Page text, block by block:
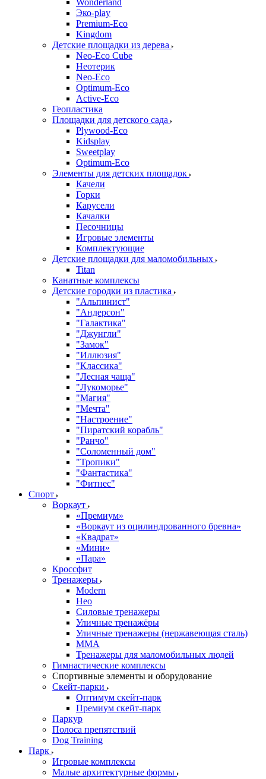
Wonderland
Эко-play
Premium-Eco
Kingdom
Детские площадки из дерева
Neo-Eco Cube
Неотерик
Neo-Eco
Оptimum-Еco
Active-Eco
Геопластика
Площадки для детского сада
Plywood-Eco
Kidsplay
Sweetplay
Оptimum-Еco
Элементы для детских площадок
Качели
Горки
Карусели
Качалки
Песочницы
Игровые элементы
Комплектующие
Детские площадки для маломобильных
Titan
Канатные комплексы
Детские городки из пластика
"Альпинист"
"Андерсон"
"Галактика"
"Джунгли"
"Замок"
"Иллюзия"
"Классика"
"Лесная чаща"
"Лукоморье"
"Магия"
"Мечта"
"Настроение"
"Пиратский корабль"
"Ранчо"
"Соломенный дом"
"Тропики"
"Фантастика"
"Фитнес"
Спорт
Воркаут
«Премиум»
«Воркаут из оцилиндрованного бревна»
«Квадрат»
«Мини»
«Пара»
Кроссфит
Тренажеры
Modern
Нео
Силовые тренажеры
Уличные тренажёры
Уличные тренажеры (нержавеющая сталь)
ММА
Тренажеры для маломобильных людей
Гимнастические комплексы
Спортивные элементы и оборудование
Скейт-парки
Оптимум скейт-парк
Премиум скейт-парк
Паркур
Полоса препятствий
Dog Training
Парк
Игровые комплексы
Малые архитектурные формы